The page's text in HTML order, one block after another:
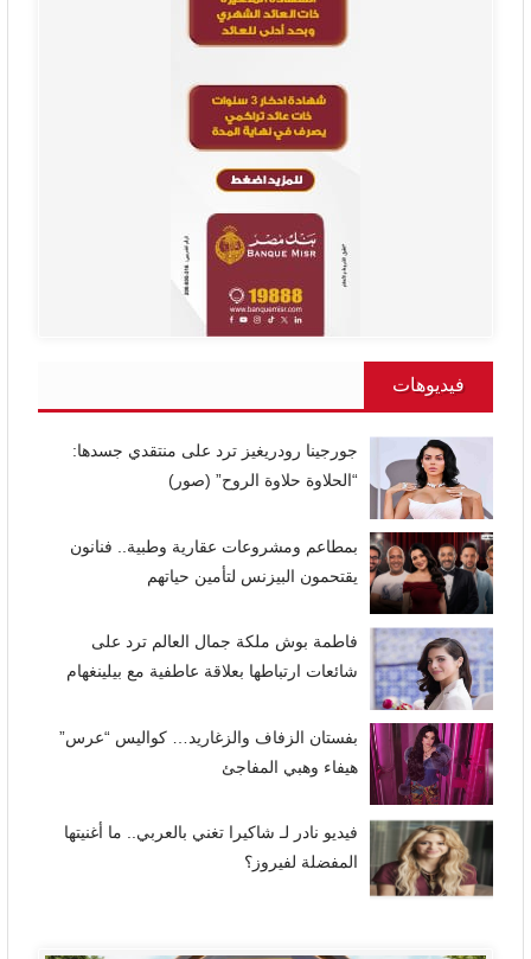
فيديوهات
جورجينا رودريغيز ترد على منتقدي جسدها:
“الحلاوة حلاوة الروح” (صور)
بمطاعم ومشروعات عقارية وطبية.. فنانون
يقتحمون البيزنس لتأمين حياتهم
فاطمة بوش ملكة جمال العالم ترد على
شائعات ارتباطها بعلاقة عاطفية مع بيلينغهام
بفستان الزفاف والزغاريد… كواليس “عرس”
هيفاء وهبي المفاجئ
فيديو نادر لـ شاكيرا تغني بالعربي.. ما أغنيتها
المفضلة لفيروز؟